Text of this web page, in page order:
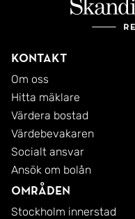
Kontakt
Om oss
Hitta mäklare
Värdera bostad
Värdebevakaren
Socialt ansvar
Ansök om bolån
Områden
Stockholm innerstad